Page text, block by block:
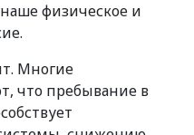
физическое и
Многие
что пребывание в